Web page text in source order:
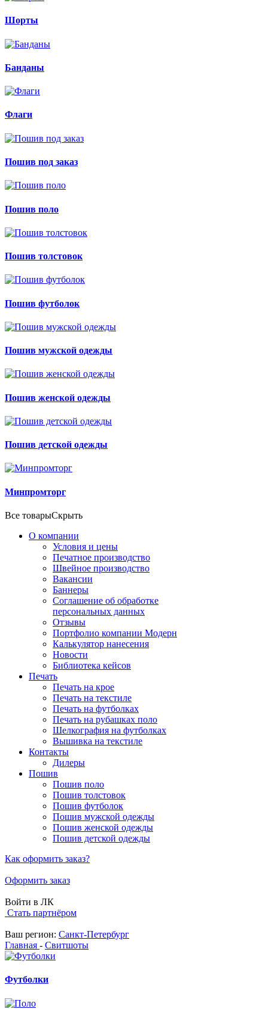
Шорты
Банданы
Флаги
Пошив под заказ
Пошив поло
Пошив толстовок
Пошив футболок
Пошив мужской одежды
Пошив женской одежды
Пошив детской одежды
Минпромторг
Все товарыСкрыть
О компании
Условия и цены
Печатное производство
Швейное производство
Вакансии
Баннеры
Соглашение об обработке
персональных данных
Отзывы
Портфолио компании Модерн
Калькулятор нанесения
Новости
Библиотека кейсов
Печать
Печать на крое
Печать на текстиле
Печать на футболках
Печать на рубашках поло
Шелкография на футболках
Вышивка на текстиле
Контакты
Дилеры
Пошив
Пошив поло
Пошив толстовок
Пошив футболок
Пошив мужской одежды
Пошив женской одежды
Пошив детской одежды
Как оформить заказ?
Оформить заказ
Войти в ЛК
Стать партнёром
Ваш регион: Санкт-Петербург
Главная - Свитшоты
Футболки